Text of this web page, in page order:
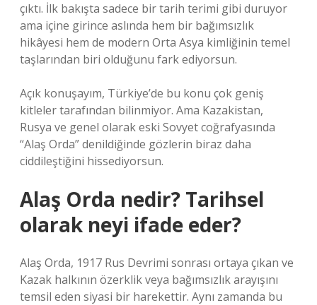
çıktı. İlk bakışta sadece bir tarih terimi gibi duruyor
ama içine girince aslında hem bir bağımsızlık
hikâyesi hem de modern Orta Asya kimliğinin temel
taşlarından biri olduğunu fark ediyorsun.
Açık konuşayım, Türkiye’de bu konu çok geniş
kitleler tarafından bilinmiyor. Ama Kazakistan,
Rusya ve genel olarak eski Sovyet coğrafyasında
“Alaş Orda” denildiğinde gözlerin biraz daha
ciddileştiğini hissediyorsun.
Alaş Orda nedir? Tarihsel
olarak neyi ifade eder?
Alaş Orda, 1917 Rus Devrimi sonrası ortaya çıkan ve
Kazak halkının özerklik veya bağımsızlık arayışını
temsil eden siyasi bir harekettir. Aynı zamanda bu